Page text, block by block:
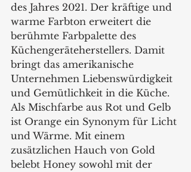
des Jahres 2021. Der kräftige und
warme Farbton erweitert die
berühmte Farbpalette des
Küchengeräteherstellers. Damit
bringt das amerikanische
Unternehmen Liebenswürdigkeit
und Gemütlichkeit in die Küche.
Als Mischfarbe aus Rot und Gelb
ist Orange ein Synonym für Licht
und Wärme. Mit einem
zusätzlichen Hauch von Gold
belebt Honey sowohl mit der